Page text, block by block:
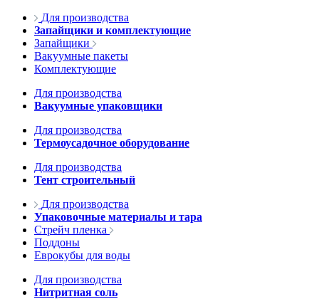
Для производства
Запайщики и комплектующие
Запайщики
Вакуумные пакеты
Комплектующие
Для производства
Вакуумные упаковщики
Для производства
Термоусадочное оборудование
Для производства
Тент строительный
Для производства
Упаковочные материалы и тара
Стрейч пленка
Поддоны
Еврокубы для воды
Для производства
Нитритная соль